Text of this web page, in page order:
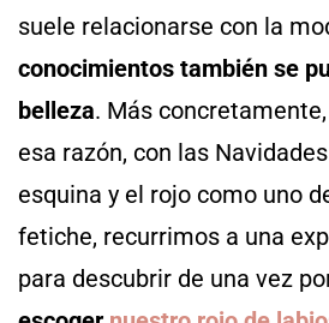
suele relacionarse con la
conocimientos también se
belleza. Más
esa razón, con las
esquina y el rojo como uno
fetiche, recurrimos a una
para descubrir de una vez